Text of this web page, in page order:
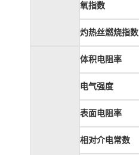
氧指数
灼热丝燃烧指数
体积电阻率
电气强度
表面电阻率
相对介电常数